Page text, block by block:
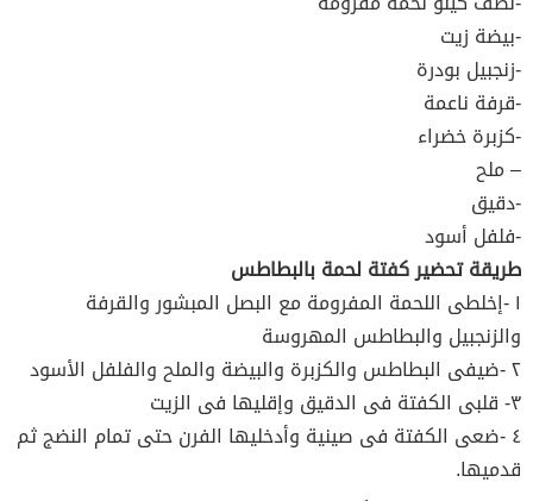
-بيضة زيت
-زنجبيل بودرة
-قرفة ناعمة
-كزبرة خضراء
– ملح
-دقيق
-فلفل أسود
طريقة تحضير كفتة لحمة بالبطاطس
١ -إخلطى اللحمة المفرومة مع البصل المبشور والقرفة
والزنجبيل والبطاطس المهروسة
٢ -ضيفى البطاطس والكزبرة والبيضة والملح والفلفل الأسود
٣- قلبى الكفتة فى الدقيق وإقليها فى الزيت
٤ -ضعى الكفتة فى صينية وأدخليها الفرن حتى تمام النضج ثم
قدميها.